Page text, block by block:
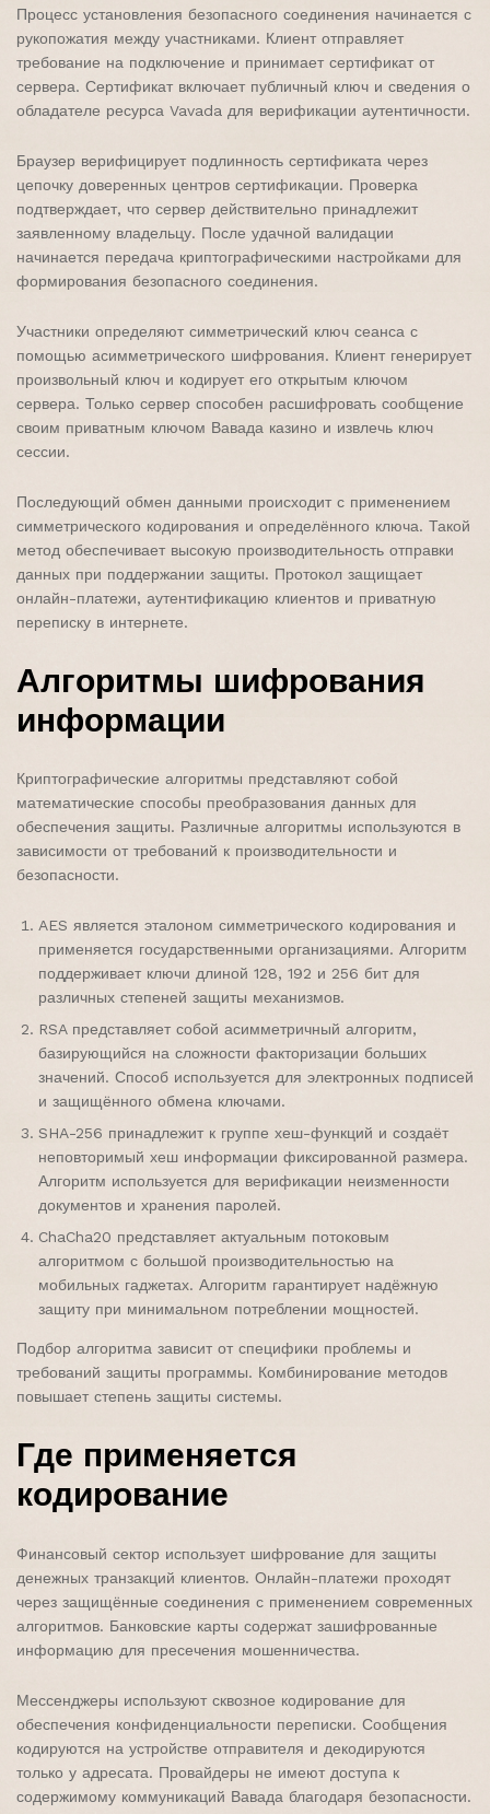
Процесс установления безопасного соединения начинается с
рукопожатия между участниками. Клиент отправляет
требование на подключение и принимает сертификат от
сервера. Сертификат включает публичный ключ и сведения о
обладателе ресурса Vavada для верификации аутентичности.
Браузер верифицирует подлинность сертификата через
цепочку доверенных центров сертификации. Проверка
подтверждает, что сервер действительно принадлежит
заявленному владельцу. После удачной валидации
начинается передача криптографическими настройками для
формирования безопасного соединения.
Участники определяют симметрический ключ сеанса с
помощью асимметрического шифрования. Клиент генерирует
произвольный ключ и кодирует его открытым ключом
сервера. Только сервер способен расшифровать сообщение
своим приватным ключом Вавада казино и извлечь ключ
сессии.
Последующий обмен данными происходит с применением
симметрического кодирования и определённого ключа. Такой
метод обеспечивает высокую производительность отправки
данных при поддержании защиты. Протокол защищает
онлайн-платежи, аутентификацию клиентов и приватную
переписку в интернете.
Алгоритмы шифрования
информации
Криптографические алгоритмы представляют собой
математические способы преобразования данных для
обеспечения защиты. Различные алгоритмы используются в
зависимости от требований к производительности и
безопасности.
AES является эталоном симметрического кодирования и
применяется государственными организациями. Алгоритм
поддерживает ключи длиной 128, 192 и 256 бит для
различных степеней защиты механизмов.
RSA представляет собой асимметричный алгоритм,
базирующийся на сложности факторизации больших
значений. Способ используется для электронных подписей
и защищённого обмена ключами.
SHA-256 принадлежит к группе хеш-функций и создаёт
неповторимый хеш информации фиксированной размера.
Алгоритм используется для верификации неизменности
документов и хранения паролей.
ChaCha20 представляет актуальным потоковым
алгоритмом с большой производительностью на
мобильных гаджетах. Алгоритм гарантирует надёжную
защиту при минимальном потреблении мощностей.
Подбор алгоритма зависит от специфики проблемы и
требований защиты программы. Комбинирование методов
повышает степень защиты системы.
Где применяется
кодирование
Финансовый сектор использует шифрование для защиты
денежных транзакций клиентов. Онлайн-платежи проходят
через защищённые соединения с применением современных
алгоритмов. Банковские карты содержат зашифрованные
информацию для пресечения мошенничества.
Мессенджеры используют сквозное кодирование для
обеспечения конфиденциальности переписки. Сообщения
кодируются на устройстве отправителя и декодируются
только у адресата. Провайдеры не имеют доступа к
содержимому коммуникаций Вавада благодаря безопасности.